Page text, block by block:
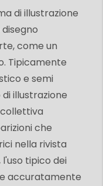
di illustrazione
come un
Tipicamente
e semi
illustrazione
che
nella rivista
l'uso tipico dei
accuratamente